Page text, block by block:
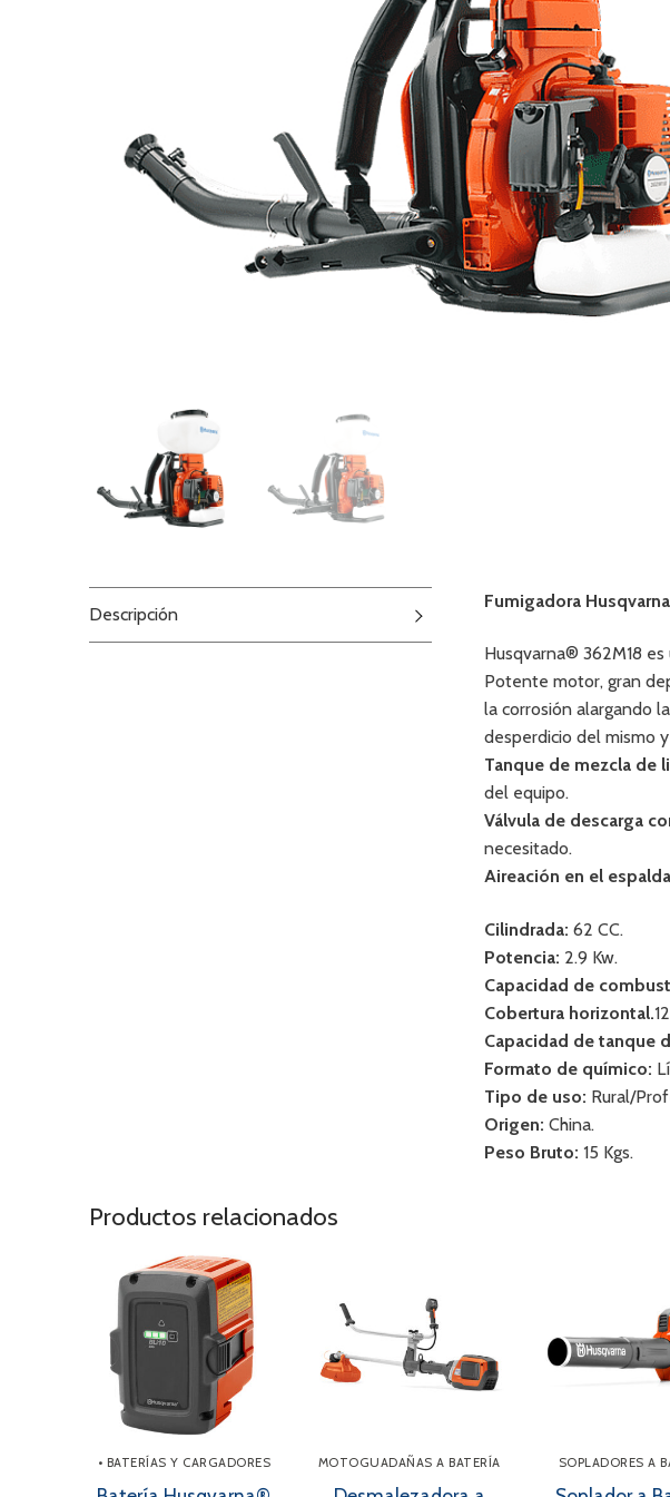
Servicio Técnico
Contacto
Búsqueda
de
productos
Descripción
Fumigadora
Husqvarna® 362M18
Potente motor, gran
la corrosión alargando
desperdicio del mismo
Tanque de mezcla de
del equipo.
Válvula de descarga
necesitado.
Aireación en el
Cilindrada: 62 CC.
Potencia: 2.9 Kw.
Capacidad de
Cobertura horizontal.
Capacidad de tanque
Formato de químico:
Tipo de uso: Rural/
Origen: China.
Peso Bruto: 15 Kgs.
Productos relacionados
• BATERÍAS Y CARGADORES MOTOGUADAÑAS A BATERÍA SOPLADORES A